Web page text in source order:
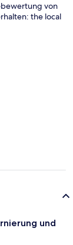
von
the local
und